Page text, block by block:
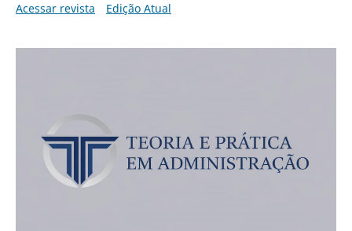
Acessar revista
Edição Atual